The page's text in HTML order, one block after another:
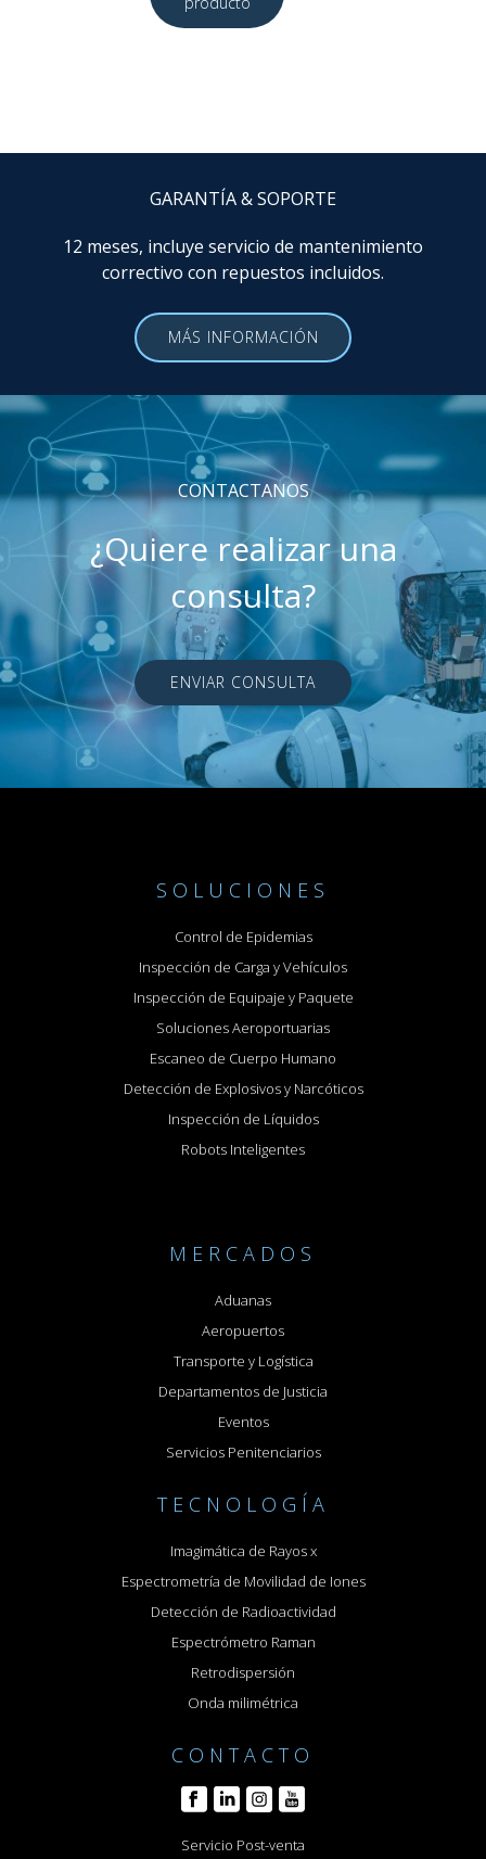
GARANTÍA & SOPORTE
12 meses, incluye servicio de mantenimiento
correctivo con repuestos incluidos.
MÁS INFORMACIÓN
CONTACTANOS
¿Quiere realizar una
consulta?
ENVIAR CONSULTA
SOLUCIONES
Control de Epidemias
Inspección de Carga y Vehículos
Inspección de Equipaje y Paquete
Soluciones Aeroportuarias
Escaneo de Cuerpo Humano
Detección de Explosivos y Narcóticos
Inspección de Líquidos
Robots Inteligentes
MERCADOS
Aduanas
Aeropuertos
Transporte y Logística
Departamentos de Justicia
Eventos
Servicios Penitenciarios
TECNOLOGÍA
Imagimática de Rayos x
Espectrometría de Movilidad de Iones
Detección de Radioactividad
Espectrómetro Raman
Retrodispersión
Onda milimétrica
CONTACTO
Servicio Post-venta